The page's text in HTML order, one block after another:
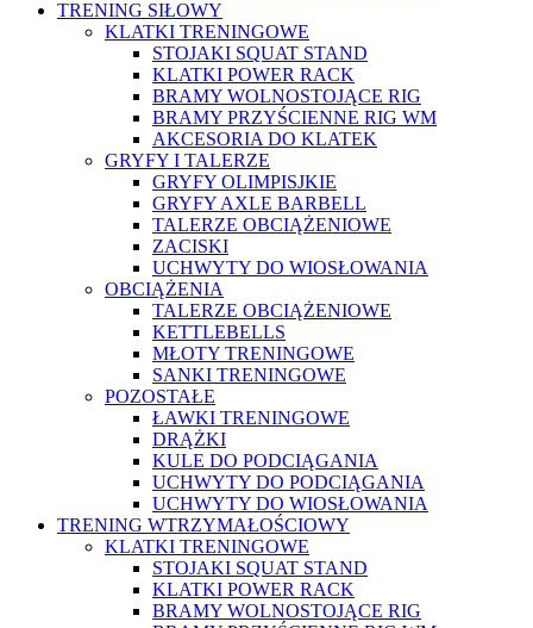
TRENING SIŁOWY
KLATKI TRENINGOWE
STOJAKI SQUAT STAND
KLATKI POWER RACK
BRAMY WOLNOSTOJĄCE RIG
BRAMY PRZYŚCIENNE RIG WM
AKCESORIA DO KLATEK
GRYFY I TALERZE
GRYFY OLIMPISJKIE
GRYFY AXLE BARBELL
TALERZE OBCIĄŻENIOWE
ZACISKI
UCHWYTY DO WIOSŁOWANIA
OBCIĄŻENIA
TALERZE OBCIĄŻENIOWE
KETTLEBELLS
MŁOTY TRENINGOWE
SANKI TRENINGOWE
POZOSTAŁE
ŁAWKI TRENINGOWE
DRĄŻKI
KULE DO PODCIĄGANIA
UCHWYTY DO PODCIĄGANIA
UCHWYTY DO WIOSŁOWANIA
TRENING WTRZYMAŁOŚCIOWY
KLATKI TRENINGOWE
STOJAKI SQUAT STAND
KLATKI POWER RACK
BRAMY WOLNOSTOJĄCE RIG